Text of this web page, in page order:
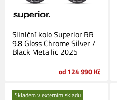
Silniční kolo Superior RR
9.8 Gloss Chrome Silver /
Black Metallic 2025
od 124 990 Kč
Skladem v externím skladu